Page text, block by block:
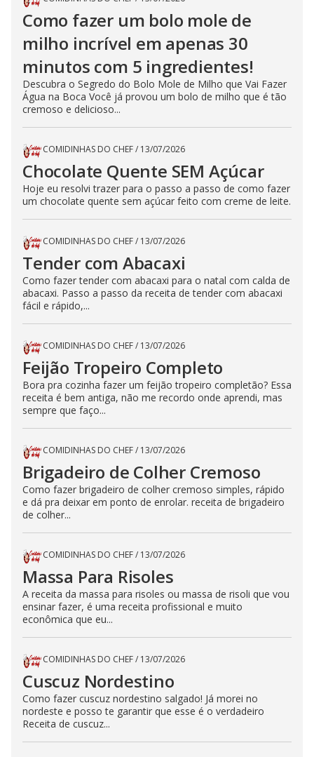
Como fazer um bolo mole de
milho incrível em apenas 30
minutos com 5 ingredientes!
Descubra o Segredo do Bolo Mole de Milho que Vai Fazer
Água na Boca Você já provou um bolo de milho que é tão
cremoso e delicioso...
COMIDINHAS DO CHEF/ 13/07/2026
Chocolate Quente SEM Açúcar
Hoje eu resolvi trazer para o passo a passo de como fazer
um chocolate quente sem açúcar feito com creme de leite.
COMIDINHAS DO CHEF/ 13/07/2026
Tender com Abacaxi
Como fazer tender com abacaxi para o natal com calda de
abacaxi. Passo a passo da receita de tender com abacaxi
fácil e rápido,...
COMIDINHAS DO CHEF/ 13/07/2026
Feijão Tropeiro Completo
Bora pra cozinha fazer um feijão tropeiro completão? Essa
receita é bem antiga, não me recordo onde aprendi, mas
sempre que faço...
COMIDINHAS DO CHEF/ 13/07/2026
Brigadeiro de Colher Cremoso
Como fazer brigadeiro de colher cremoso simples, rápido
e dá pra deixar em ponto de enrolar. receita de brigadeiro
de colher...
COMIDINHAS DO CHEF/ 13/07/2026
Massa Para Risoles
A receita da massa para risoles ou massa de risoli que vou
ensinar fazer, é uma receita profissional e muito
econômica que eu...
COMIDINHAS DO CHEF/ 13/07/2026
Cuscuz Nordestino
Como fazer cuscuz nordestino salgado! Já morei no
nordeste e posso te garantir que esse é o verdadeiro
Receita de cuscuz...